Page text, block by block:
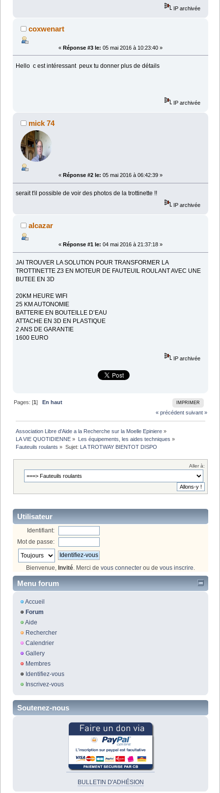
IP archivée
coxwenart
« Réponse #3 le: 05 mai 2016 à 10:23:40 »
Hello c est intéressant peux tu donner plus de détails
IP archivée
mick 74
« Réponse #2 le: 05 mai 2016 à 06:42:39 »
serait t'il possible de voir des photos de la trottinette !!
IP archivée
alcazar
« Réponse #1 le: 04 mai 2016 à 21:37:18 »
JAI TROUVER LA SOLUTION POUR TRANSFORMER LA
TROTTINETTE Z3 EN MOTEUR DE FAUTEUIL ROULANT AVEC UNE
BUTEE EN 3D
20KM HEURE WIFI
25 KM AUTONOMIE
BATTERIE EN BOUTEILLE D’EAU
ATTACHE EN 3D EN PLASTIQUE
2 ANS DE GARANTIE
1600 EURO
IP archivée
IMPRIMER
Pages: [1]En haut
« précédent suivant »
Association Libre d'Aide a la Recherche sur la Moelle Epiniere »
LA VIE QUOTIDIENNE » Les équipements, les aides techniques »
Fauteuils roulants » Sujet: LA TROTWAY BIENTOT DISPO
Aller à:
Utilisateur
Identifiant:
Mot de passe:
Bienvenue, Invité . Merci de vous connecter ou de vous inscrire
Menu forum
Accueil
Forum
Aide
Rechercher
Calendrier
Gallery
Membres
Identifiez-vous
Inscrivez-vous
Soutenez-nous
BULLETIN D'ADHÉSION